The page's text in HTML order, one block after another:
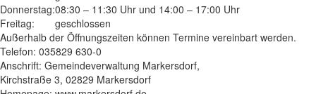
Donnerstag:08:30 – 11:30 Uhr und 14:00 – 17:00 Uhr
Freitag:
geschlossen
Außerhalb der Öffnungszeiten können Termine vereinbart werden.
Telefon: 035829 630-0
Anschrift: Gemeindeverwaltung Markersdorf,
Kirchstraße 3, 02829 Markersdorf